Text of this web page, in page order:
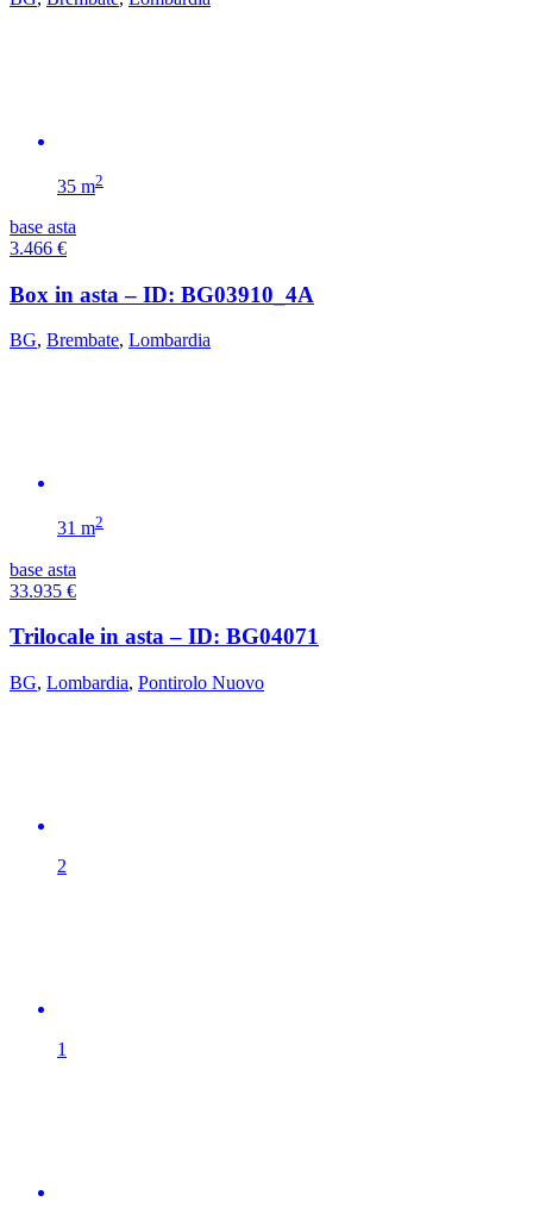
35 m2
base asta
3.466 €
Box in asta – ID: BG03910_4A
BG, Brembate, Lombardia
31 m2
base asta
33.935 €
Trilocale in asta – ID: BG04071
BG, Lombardia, Pontirolo Nuovo
2
1